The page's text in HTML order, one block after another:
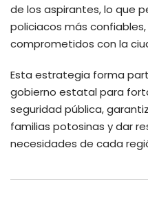
de los aspirantes, lo que
policiacos más
comprometidos con la
Esta estrategia forma
gobierno estatal para
seguridad pública,
familias potosinas y dar
necesidades de cada